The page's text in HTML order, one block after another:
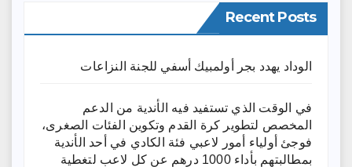
Recent Posts
الوداد يهدد بجر أولمبيك أسفي للجنة النزاعات
في الوقت الذي تستفيد فيه الأندية من الدعم
المخصص لتطوير كرة القدم وتكوين الفئات الصغرى،
فوجئ أولياء أمور لاعبي فئة الكادي في أحد الأندية
بمطالبتهم بأداء 1000 درهم عن كل لاعب لتغطية